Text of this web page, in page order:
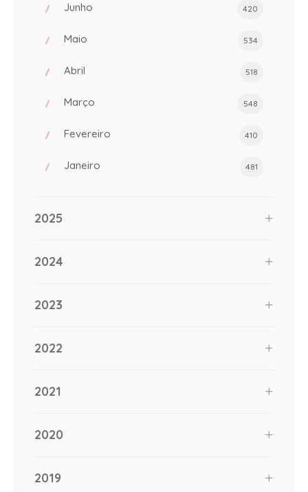
Junho 420
Maio 534
Abril 518
Março 548
Fevereiro 410
Janeiro 481
2025
2024
2023
2022
2021
2020
2019